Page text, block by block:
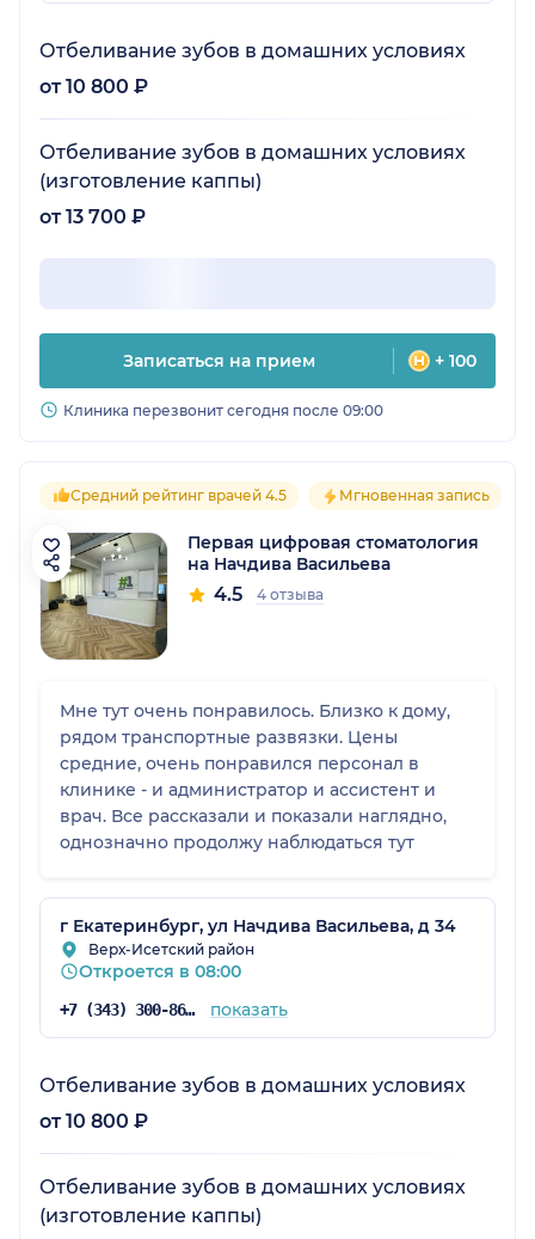
Отбеливание зубов в домашних условиях
от 10 800 ₽
Отбеливание зубов в домашних условиях
(изготовление каппы)
от 13 700 ₽
Записаться на прием + 100
Клиника перезвонит сегодня после 09:00
Средний рейтинг врачей 4.5 Мгновенная запись
Первая цифровая стоматология
на Начдива Васильева
4.5 4 отзыва
Мне тут очень понравилось. Близко к дому,
рядом транспортные развязки. Цены
средние, очень понравился персонал в
клинике - и администратор и ассистент и
врач. Все рассказали и показали наглядно,
однозначно продолжу наблюдаться тут
г Екатеринбург, ул Начдива Васильева, д 34
Верх-Исетский район
Откроется в 08:00
+7 (343) 300-86-92 показать
Отбеливание зубов в домашних условиях
от 10 800 ₽
Отбеливание зубов в домашних условиях
(изготовление каппы)